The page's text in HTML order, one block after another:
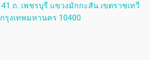
41 ถ. เพชรบุรี แขวงมักกะสัน เขตราชเทวี
กรุงเทพมหานคร 10400